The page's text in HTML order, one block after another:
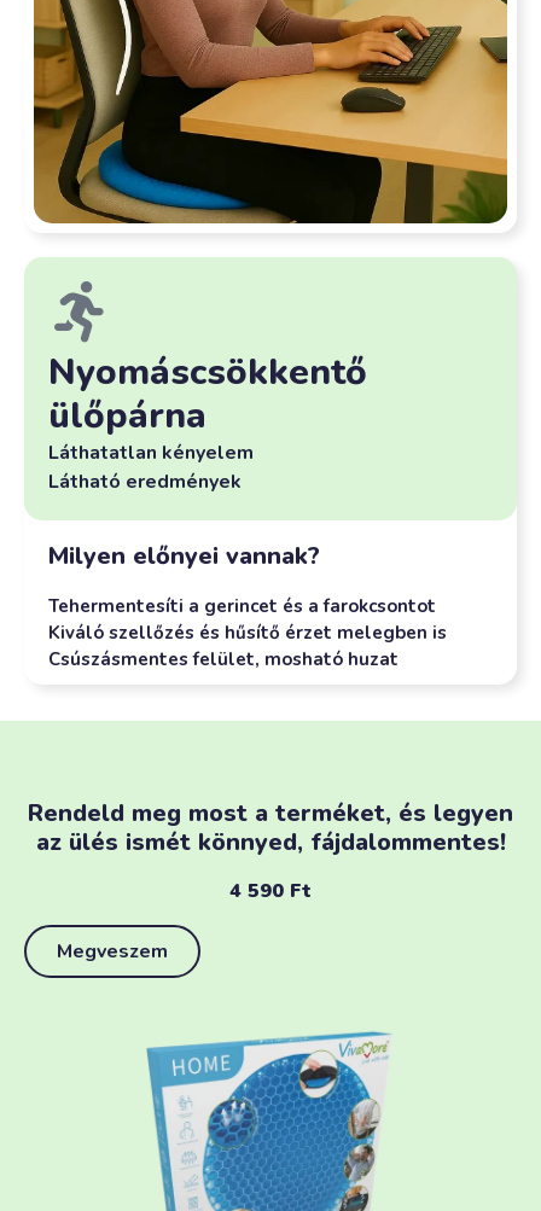
Nyomáscsökkentő
ülőpárna
Láthatatlan kényelem
Látható eredmények
Milyen előnyei vannak?
Tehermentesíti a gerincet és a farokcsontot
Kiváló szellőzés és hűsítő érzet melegben is
Csúszásmentes felület, mosható huzat
Rendeld meg most a terméket, és legyen
az ülés ismét könnyed, fájdalommentes!
4 590 Ft
Megveszem